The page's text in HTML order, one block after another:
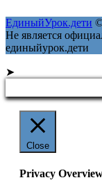
ЕдиныйУрок.дети
Не является
единыйурок.дети
➤
Close
Privacy